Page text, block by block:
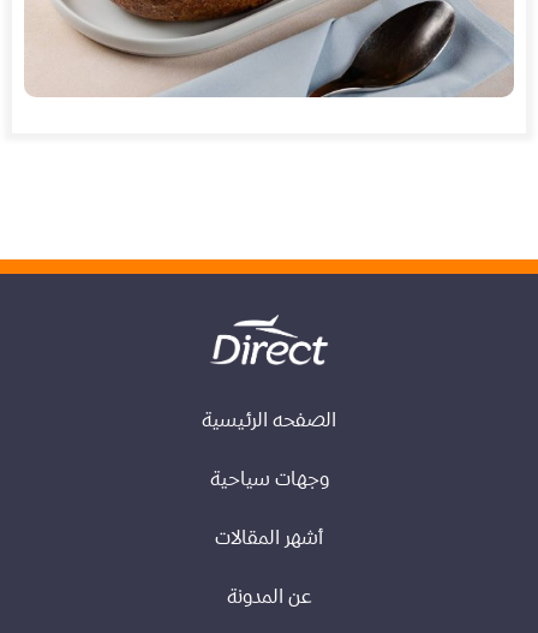
الصفحه الرئيسية
وجهات سياحية
أشهر المقالات
عن المدونة